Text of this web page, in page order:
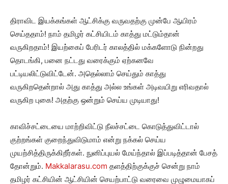
திராவிட இயக்கங்கள் ஆட்சிக்கு வருவதற்கு முன்பே ஆயிரம்
செய்ததாம்! நாம் தமிழர் கட்சியிடம் காத்து மட்டும்தான்
வருகிறதாம்! இயற்கைப் பேரிடர் காலத்தில் மக்களோடு நின்றது
தொடங்கி, பனை நட்டது வரைக்கும் ஏற்கனவே
பட்டியலிட்டுவிட்டேன். அதெல்லாம் செய்தும் காத்து
வருகிறதென்றால் அது காத்து அல்ல உங்கள் அடிவயிறு எரிவதால்
வருகிற புகை! அதற்கு ஒன்றும் செய்ய முடியாது!
காவிச்சட்டையை மாற்றிவிட்டு நீலச்சட்டை கொடுத்துவிட்டால்
குற்றங்கள் குறைந்துவிடுமாம் என்று நக்கல் செய்ய
முயற்சித்திருக்கிறீர்கள். நுனிப்புயல் மேய்ந்தால் இப்படித்தான் பேசத்
தோன்றும். Makkalarasu.com தளத்திற்குக்குச் சென்று நாம்
தமிழர் கட்சியின் ஆட்சியின் செயற்பாட்டு வரைவை முழுமையாகப்